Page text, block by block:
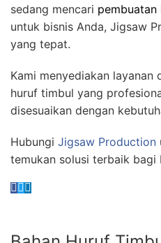
sedang mencari
untuk bisnis Anda, Jigsaw
yang tepat.
Kami menyediakan layanan
huruf timbul yang
disesuaikan dengan
Hubungi Jigsaw Production
temukan solusi terbaik bagi